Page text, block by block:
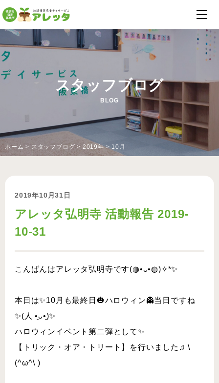
スタッフブログ
BLOG
ホーム > スタッフブログ> 2019年> 10月
2019年10月31日
アレッタ弘明寺 活動報告 2019-
10-31
こんばんはアレッタ弘明寺です(◍•ᴗ•◍)✧*✨
本日は✨10月も最終日🎃ハロウィン👻当日ですね
✨(人 •͈ᴗ•͈)✨
ハロウィンイベント第二弾として✨
【トリック・オア・トリート】 を行いました♫ \
(^ω^\ )